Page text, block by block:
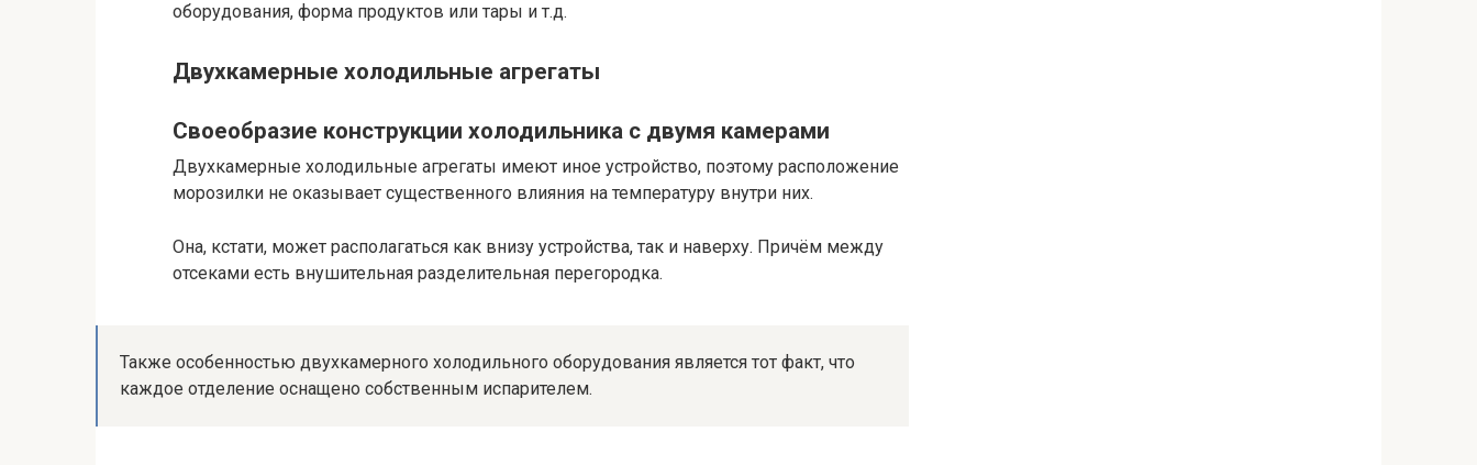
оборудования, форма продуктов или тары и т.д.
Двухкамерные холодильные агрегаты
Своеобразие конструкции холодильника с двумя камерами
Двухкамерные холодильные агрегаты имеют иное устройство, поэтому расположение
морозилки не оказывает существенного влияния на температуру внутри них.
Она, кстати, может располагаться как внизу устройства, так и наверху. Причём между
отсеками есть внушительная разделительная перегородка.
Также особенностью двухкамерного холодильного оборудования является тот факт, что
каждое отделение оснащено собственным испарителем.